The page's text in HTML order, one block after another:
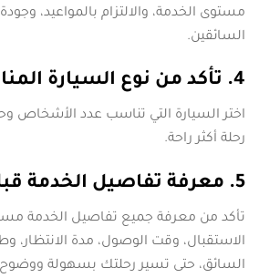
مستوى الخدمة، والالتزام بالمواعيد،
السائقين.
4. تأكد من نوع السيارة المناسبة
اختر السيارة التي تناسب عدد الأشخاص
رحلة أكثر راحة.
5. معرفة تفاصيل الخدمة قبل الحجز
تأكد من معرفة جميع تفاصيل الخدمة
الاستقبال، وقت الوصول، مدة الانتظار،
السائق، حتى تسير رحلتك بسهولة